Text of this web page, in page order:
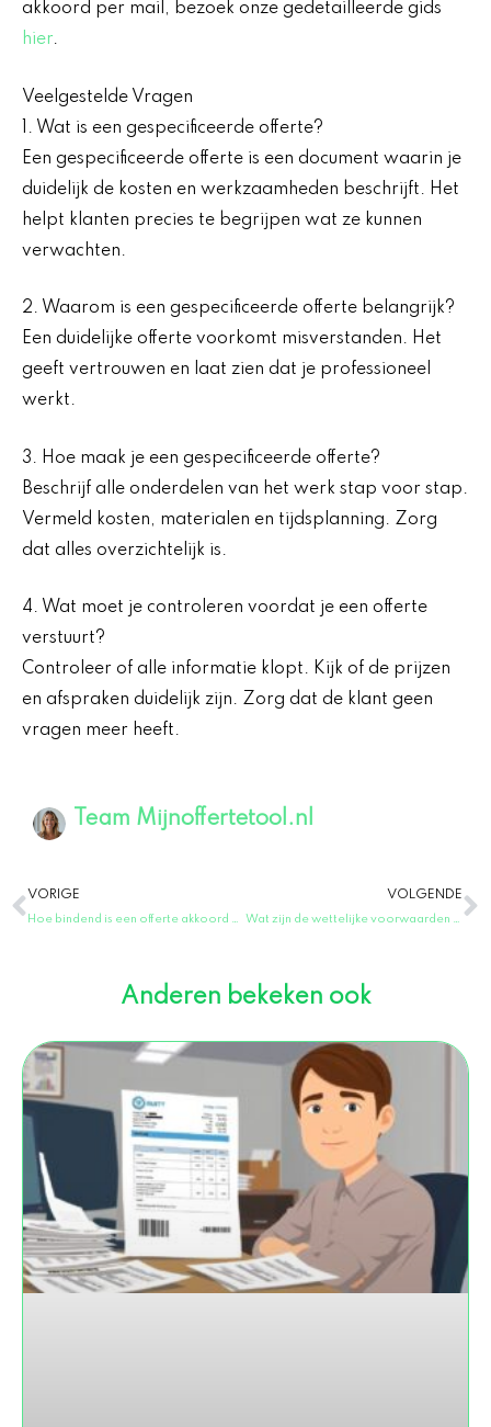
akkoord per mail, bezoek onze gedetailleerde gids
hier.
Veelgestelde Vragen
1. Wat is een gespecificeerde offerte?
Een gespecificeerde offerte is een document waarin je
duidelijk de kosten en werkzaamheden beschrijft. Het
helpt klanten precies te begrijpen wat ze kunnen
verwachten.
2. Waarom is een gespecificeerde offerte belangrijk?
Een duidelijke offerte voorkomt misverstanden. Het
geeft vertrouwen en laat zien dat je professioneel
werkt.
3. Hoe maak je een gespecificeerde offerte?
Beschrijf alle onderdelen van het werk stap voor stap.
Vermeld kosten, materialen en tijdsplanning. Zorg
dat alles overzichtelijk is.
4. Wat moet je controleren voordat je een offerte
verstuurt?
Controleer of alle informatie klopt. Kijk of de prijzen
en afspraken duidelijk zijn. Zorg dat de klant geen
vragen meer heeft.
Team Mijnoffertetool.nl
Vorige
VORIGE VOLGENDE
Anderen bekeken ook